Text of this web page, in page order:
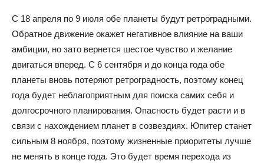
С 18 апреля по 9 июля обе планеты будут ретроградными.
Обратное движение окажет негативное влияние на ваши
амбиции, но зато вернется шестое чувство и желание
двигаться вперед. С 6 сентября и до конца года обе
планеты вновь потеряют ретроградность, поэтому конец
года будет неблагоприятным для поиска самих себя и
долгосрочного планирования. Опасность будет расти и в
связи с нахождением планет в созвездиях. Юпитер станет
сильным 8 ноября, поэтому жизненные приоритеты лучше
не менять в конце года. Это будет время перехода из